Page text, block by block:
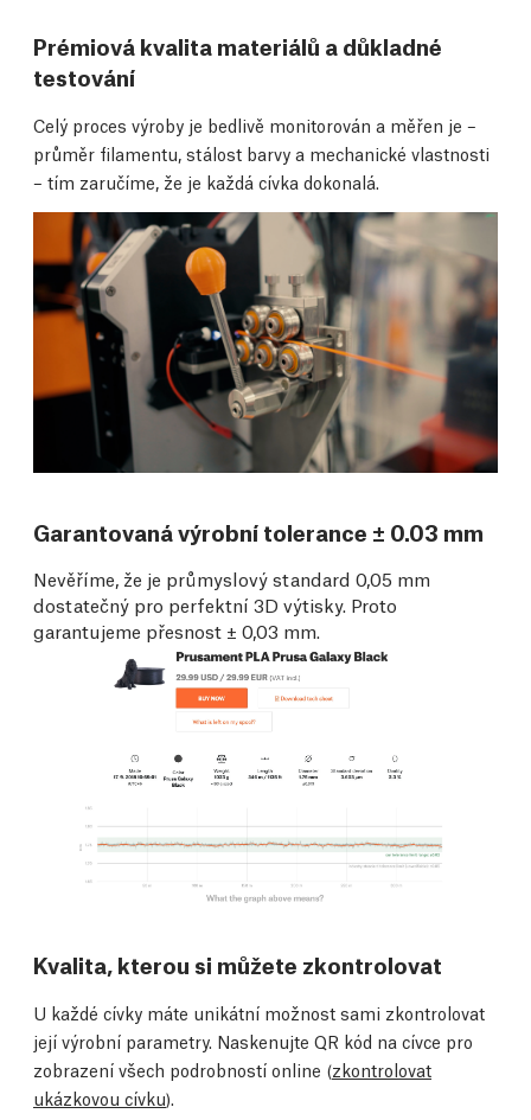
Prémiová kvalita materiálů a důkladné
testování
Celý proces výroby je bedlivě monitorován a měřen je –
průměr filamentu, stálost barvy a mechanické vlastnosti
– tím zaručíme, že je každá cívka dokonalá.
Garantovaná výrobní tolerance ± 0.03 mm
Nevěříme, že je průmyslový standard 0,05 mm
dostatečný pro perfektní 3D výtisky. Proto
garantujeme přesnost ± 0,03 mm.
Kvalita, kterou si můžete zkontrolovat
U každé cívky máte unikátní možnost sami zkontrolovat
její výrobní parametry. Naskenujte QR kód na cívce pro
zobrazení všech podrobností online (zkontrolovat
ukázkovou cívku).